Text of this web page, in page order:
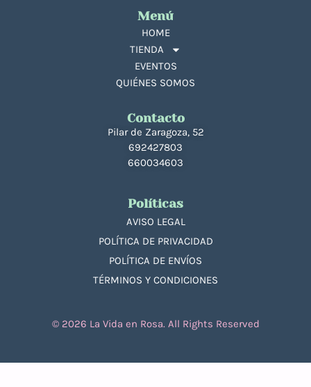
Menú
HOME
TIENDA
EVENTOS
QUIÉNES SOMOS
Contacto
Pilar de Zaragoza, 52
692427803
660034603
Políticas
AVISO LEGAL
POLÍTICA DE PRIVACIDAD
POLÍTICA DE ENVÍOS
TÉRMINOS Y CONDICIONES
© 2026 La Vida en Rosa. All Rights Reserved